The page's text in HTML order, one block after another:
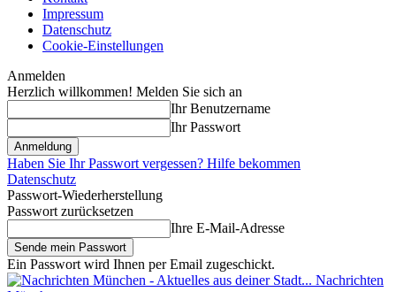
Impressum
Datenschutz
Cookie-Einstellungen
Anmelden
Herzlich willkommen! Melden Sie sich an
Ihr Benutzername
Ihr Passwort
Haben Sie Ihr Passwort vergessen? Hilfe bekommen
Datenschutz
Passwort-Wiederherstellung
Passwort zurücksetzen
Ihre E-Mail-Adresse
Ein Passwort wird Ihnen per Email zugeschickt.
Nachrichten